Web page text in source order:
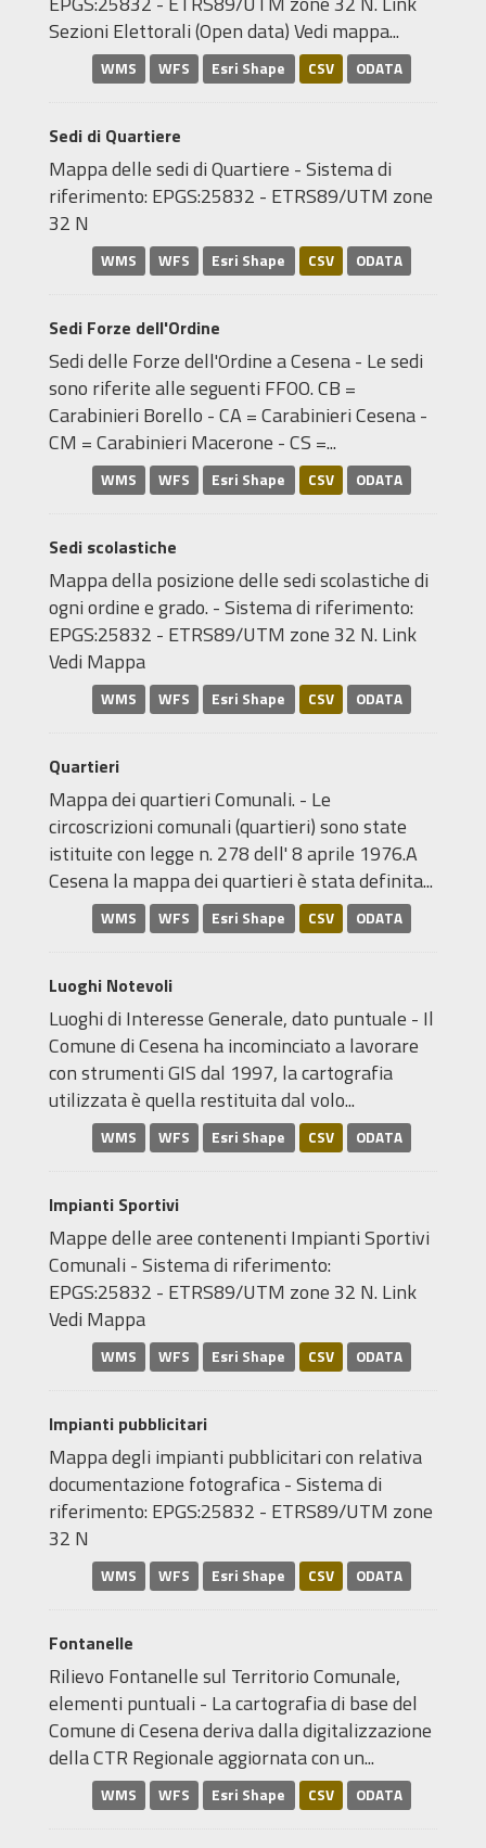
Sezioni Elettorali (Open data) Vedi mappa...
WMS WFS Esri Shape CSV ODATA
Sedi di Quartiere
Mappa delle sedi di Quartiere - Sistema di
riferimento: EPGS:25832 - ETRS89/UTM zone
32 N
WMS WFS Esri Shape CSV ODATA
Sedi Forze dell'Ordine
Sedi delle Forze dell'Ordine a Cesena - Le sedi
sono riferite alle seguenti FFOO. CB =
Carabinieri Borello - CA = Carabinieri Cesena -
CM = Carabinieri Macerone - CS =...
WMS WFS Esri Shape CSV ODATA
Sedi scolastiche
Mappa della posizione delle sedi scolastiche di
ogni ordine e grado. - Sistema di riferimento:
EPGS:25832 - ETRS89/UTM zone 32 N. Link
Vedi Mappa
WMS WFS Esri Shape CSV ODATA
Quartieri
Mappa dei quartieri Comunali. - Le
circoscrizioni comunali (quartieri) sono state
istituite con legge n. 278 dell' 8 aprile 1976.A
Cesena la mappa dei quartieri è stata definita...
WMS WFS Esri Shape CSV ODATA
Luoghi Notevoli
Luoghi di Interesse Generale, dato puntuale - Il
Comune di Cesena ha incominciato a lavorare
con strumenti GIS dal 1997, la cartografia
utilizzata è quella restituita dal volo...
WMS WFS Esri Shape CSV ODATA
Impianti Sportivi
Mappe delle aree contenenti Impianti Sportivi
Comunali - Sistema di riferimento:
EPGS:25832 - ETRS89/UTM zone 32 N. Link
Vedi Mappa
WMS WFS Esri Shape CSV ODATA
Impianti pubblicitari
Mappa degli impianti pubblicitari con relativa
documentazione fotografica - Sistema di
riferimento: EPGS:25832 - ETRS89/UTM zone
32 N
WMS WFS Esri Shape CSV ODATA
Fontanelle
Rilievo Fontanelle sul Territorio Comunale,
elementi puntuali - La cartografia di base del
Comune di Cesena deriva dalla digitalizzazione
della CTR Regionale aggiornata con un...
WMS WFS Esri Shape CSV ODATA